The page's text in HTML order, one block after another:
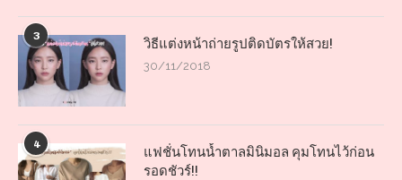
3 วิธีแต่งหน้าถ่ายรูปติดบัตรให้สวย!
30/11/2018
4
แฟชั่นโทนน้ำตาลมินิมอล คุมโทนไว้ก่อน
รอดชัวร์!!